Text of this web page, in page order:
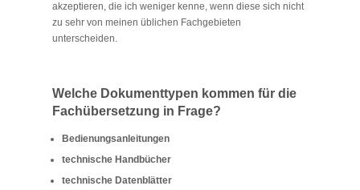
akzeptieren, die ich weniger kenne, wenn diese sich nicht
zu sehr von meinen üblichen Fachgebieten
unterscheiden.
Welche Dokumenttypen kommen für die
Fachübersetzung in Frage?
Bedienungsanleitungen
technische Handbücher
technische Datenblätter